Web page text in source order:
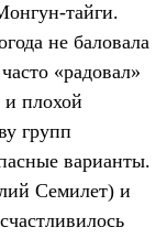
тайги.
не баловала
«радовал»
плохой
групп
варианты.
Семилет) и